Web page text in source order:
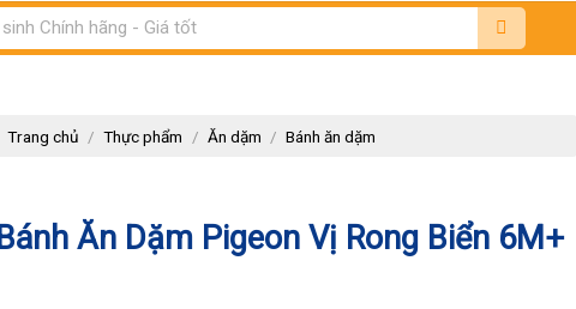
Trang chủ / Thực phẩm / Ăn dặm / Bánh ăn dặm
Bánh Ăn Dặm Pigeon Vị Rong Biển 6M+